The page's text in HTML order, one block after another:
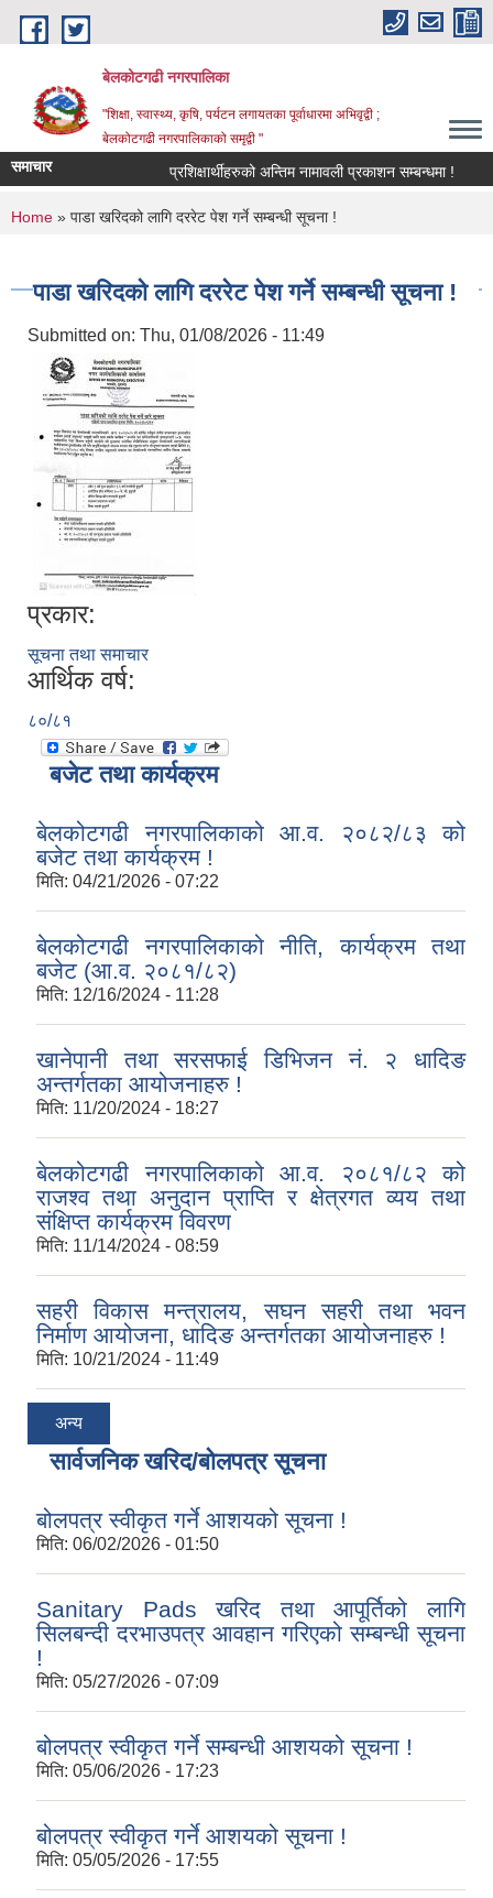
Skip to main content
बेलकोटगढी नगरपालिका
"शिक्षा, स्वास्थ्य, कृषि, पर्यटन लगायतका पूर्वाधारमा अभिवृद्वी ;
बेलकोटगढी नगरपालिकाको समृद्वी "
समाचार प्रशिक्षार्थीहरुको अन्तिम नामावली प्रकाशन सम्बन्धमा !
You are here
Home » पाडा खरिदको लागि दररेट पेश गर्ने सम्बन्धी सूचना !
पाडा खरिदको लागि दररेट पेश गर्ने सम्बन्धी सूचना !
Submitted on: Thu, 01/08/2026 - 11:49
प्रकार:
सूचना तथा समाचार
आर्थिक वर्ष:
८०/८१
बजेट तथा कार्यक्रम
बेलकोटगढी नगरपालिकाको आ.व. २०८२/८३ को
बजेट तथा कार्यक्रम !
मिति: 04/21/2026 - 07:22
बेलकोटगढी नगरपालिकाको नीति, कार्यक्रम तथा
बजेट (आ.व. २०८१/८२)
मिति: 12/16/2024 - 11:28
खानेपानी तथा सरसफाई डिभिजन नं. २ धादिङ
अन्तर्गतका आयोजनाहरु !
मिति: 11/20/2024 - 18:27
बेलकोटगढी नगरपालिकाको आ.व. २०८१/८२ को
राजश्व तथा अनुदान प्राप्ति र क्षेत्रगत व्यय तथा
संक्षिप्त कार्यक्रम विवरण
मिति: 11/14/2024 - 08:59
सहरी विकास मन्त्रालय, सघन सहरी तथा भवन
निर्माण आयोजना, धादिङ अन्तर्गतका आयोजनाहरु !
मिति: 10/21/2024 - 11:49
अन्य
सार्वजनिक खरिद/बोलपत्र सूचना
बोलपत्र स्वीकृत गर्ने आशयको सूचना !
मिति: 06/02/2026 - 01:50
Sanitary Pads खरिद तथा आपूर्तिको लागि
सिलबन्दी दरभाउपत्र आवहान गरिएको सम्बन्धी सूचना
!
मिति: 05/27/2026 - 07:09
बोलपत्र स्वीकृत गर्ने सम्बन्धी आशयको सूचना !
मिति: 05/06/2026 - 17:23
बोलपत्र स्वीकृत गर्ने आशयको सूचना !
मिति: 05/05/2026 - 17:55